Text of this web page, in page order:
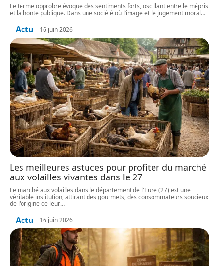
Le terme opprobre évoque des sentiments forts, oscillant entre le mépris
et la honte publique. Dans une société où l’image et le jugement moral…
Actu 16 juin 2026
Les meilleures astuces pour profiter du marché
aux volailles vivantes dans le 27
Le marché aux volailles dans le département de l'Eure (27) est une
véritable institution, attirant des gourmets, des consommateurs soucieux
de l'origine de leur…
Actu 16 juin 2026